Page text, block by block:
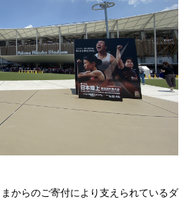
からのご寄付により支えられているダ